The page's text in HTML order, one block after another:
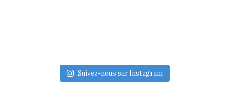
Suivez-nous sur Instagram